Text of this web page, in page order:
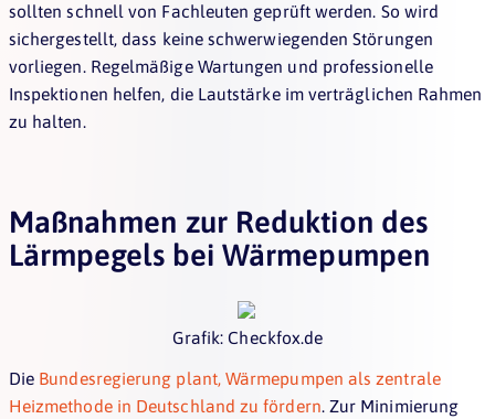
sollten schnell von Fachleuten geprüft werden. So wird
sichergestellt, dass keine schwerwiegenden Störungen
vorliegen. Regelmäßige Wartungen und professionelle
Inspektionen helfen, die Lautstärke im verträglichen Rahmen
zu halten.
Maßnahmen zur Reduktion des
Lärmpegels bei Wärmepumpen
Grafik: Checkfox.de
Die Bundesregierung plant, Wärmepumpen als zentrale
Heizmethode in Deutschland zu fördern. Zur Minimierung